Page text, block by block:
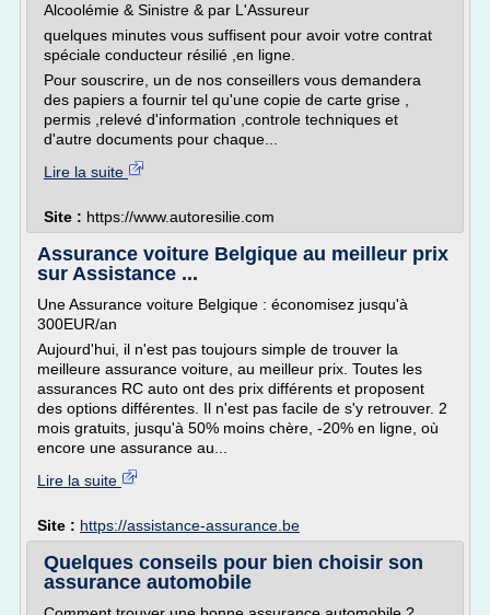
Alcoolémie & Sinistre & par L'Assureur
quelques minutes vous suffisent pour avoir votre contrat
spéciale conducteur résilié ,en ligne.
Pour souscrire, un de nos conseillers vous demandera
des papiers a fournir tel qu'une copie de carte grise ,
permis ,relevé d'information ,controle techniques et
d'autre documents pour chaque...
Lire la suite
Site : https://www.autoresilie.com
Assurance voiture Belgique au meilleur prix
sur Assistance ...
Une Assurance voiture Belgique : économisez jusqu'à
300EUR/an
Aujourd'hui, il n'est pas toujours simple de trouver la
meilleure assurance voiture, au meilleur prix. Toutes les
assurances RC auto ont des prix différents et proposent
des options différentes. Il n'est pas facile de s'y retrouver. 2
mois gratuits, jusqu'à 50% moins chère, -20% en ligne, où
encore une assurance au...
Lire la suite
Site : https://assistance-assurance.be
Quelques conseils pour bien choisir son
assurance automobile